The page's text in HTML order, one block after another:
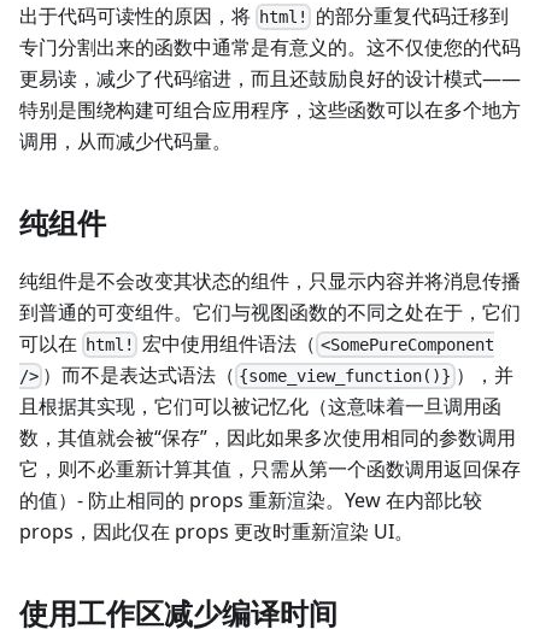
出于代码可读性的原因，将 html!
的部分重复代码迁移到
专门分割出来的函数中通常是有意义的。这不仅使您的代码
更易读，减少了代码缩进，而且还鼓励良好的设计模式——
特别是围绕构建可组合应用程序，这些函数可以在多个地方
调用，从而减少代码量。
纯组件
纯组件是不会改变其状态的组件，只显示内容并将消息传播
到普通的可变组件。它们与视图函数的不同之处在于，它们
可以在
html! 宏中使用组件语法（ <SomePureComponent
/> ）而不是表达式语法（ {some_view_function()} ），并
且根据其实现，它们可以被记忆化（这意味着一旦调用函
数，其值就会被“保存”，因此如果多次使用相同的参数调用
它，则不必重新计算其值，只需从第一个函数调用返回保存
的值）- 防止相同的 props 重新渲染。Yew 在内部比较
props，因此仅在 props 更改时重新渲染 UI。
使用工作区减少编译时间